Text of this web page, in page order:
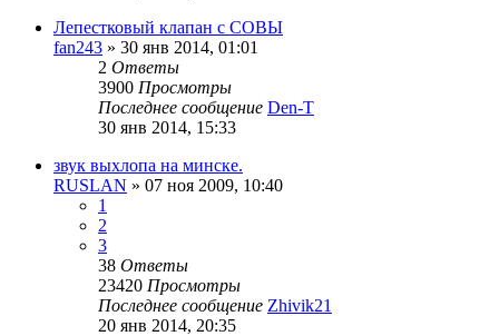
Лепестковый клапан с СОВЫ
fan243 » 30 янв 2014, 01:01
2 Ответы
3900 Просмотры
Последнее сообщение Den-T
30 янв 2014, 15:33
звук выхлопа на минске.
RUSLAN » 07 ноя 2009, 10:40
1
2
3
38 Ответы
23420 Просмотры
Последнее сообщение Zhivik21
20 янв 2014, 20:35